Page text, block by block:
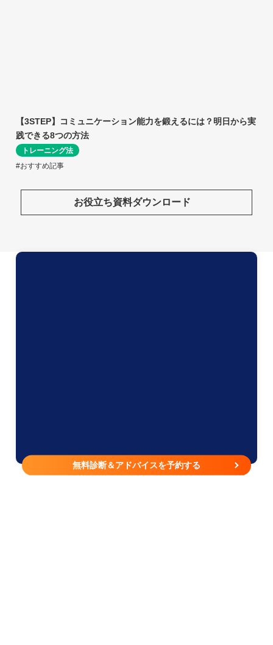
【3STEP】コミュニケーション能力を鍛えるには？明日から実
践できる8つの方法
トレーニング法
#おすすめ記事
お役立ち資料ダウンロード
無料診断＆アドバイスを予約する